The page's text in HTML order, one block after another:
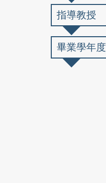
指導教授
畢業學年度